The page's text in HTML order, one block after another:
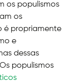
os populismos
os
é propriamente
e
dessas
populismos